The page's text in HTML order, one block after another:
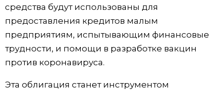
Жизнь
Технологии
Токио
средства будут использованы для
предоставления кредитов малым
предприятиям, испытывающим финансовые
трудности, и помощи в разработке вакцин
против коронавируса.
Эта облигация станет инструментом